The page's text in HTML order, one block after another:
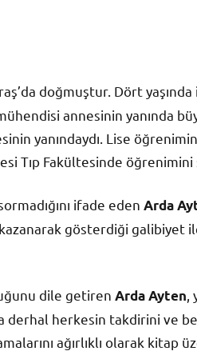
doğmuştur. Dört
annesinin yanında
yanındaydı. Lise
Tıp Fakültesinde öğrenimini
ifade eden Arda
gösterdiği galibiyet
dile getiren Arda Ayten
derhal herkesin takdirini ve
ağırlıklı olarak kitap